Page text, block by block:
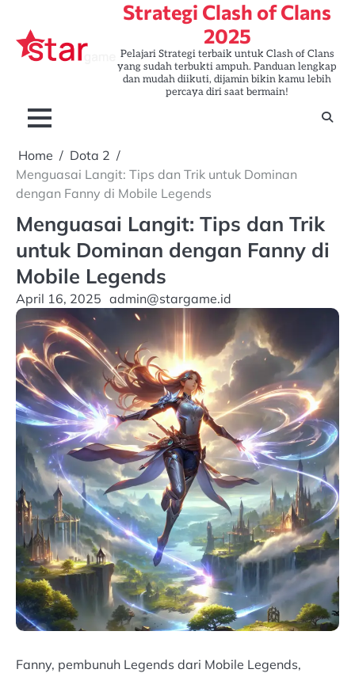
content
Strategi Clash of Clans
2025
Pelajari Strategi terbaik untuk Clash of Clans
yang sudah terbukti ampuh. Panduan lengkap
dan mudah diikuti, dijamin bikin kamu lebih
percaya diri saat bermain!
Home
Dota 2
Menguasai Langit: Tips dan Trik untuk Dominan
dengan Fanny di Mobile Legends
Menguasai Langit: Tips dan Trik
untuk Dominan dengan Fanny di
Mobile Legends
April 16, 2025 admin@stargame.id
Fanny, pembunuh Legends dari Mobile Legends,